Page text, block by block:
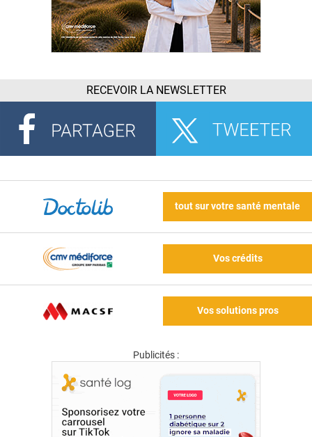
RECEVOIR LA NEWSLETTER
tout sur votre santé mentale
Vos crédits
Vos solutions pros
Publicités :